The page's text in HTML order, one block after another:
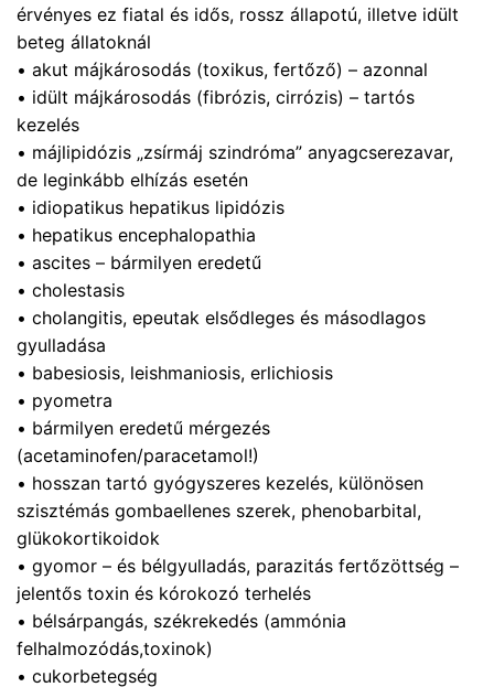
érvényes ez fiatal és idős, rossz állapotú, illetve idült
beteg állatoknál
• akut májkárosodás (toxikus, fertőző) – azonnal
• idült májkárosodás (fibrózis, cirrózis) – tartós
kezelés
• májlipidózis „zsírmáj szindróma” anyagcserezavar,
de leginkább elhízás esetén
• idiopatikus hepatikus lipidózis
• hepatikus encephalopathia
• ascites – bármilyen eredetű
• cholestasis
• cholangitis, epeutak elsődleges és másodlagos
gyulladása
• babesiosis, leishmaniosis, erlichiosis
• pyometra
• bármilyen eredetű mérgezés
(acetaminofen/paracetamol!)
• hosszan tartó gyógyszeres kezelés, különösen
szisztémás gombaellenes szerek, phenobarbital,
glükokortikoidok
• gyomor – és bélgyulladás, parazitás fertőzöttség –
jelentős toxin és kórokozó terhelés
• bélsárpangás, székrekedés (ammónia
felhalmozódás,toxinok)
• cukorbetegség